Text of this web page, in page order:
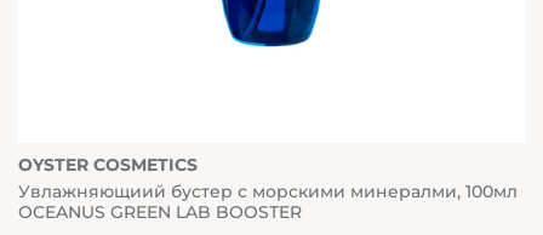
OYSTER COSMETICS
Увлажняющиий бустер с морскими минералми, 100мл
OCEANUS GREEN LAB BOOSTER